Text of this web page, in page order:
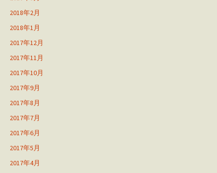
2018年2月
2018年1月
2017年12月
2017年11月
2017年10月
2017年9月
2017年8月
2017年7月
2017年6月
2017年5月
2017年4月